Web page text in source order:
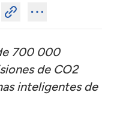
700 000
de CO2
inteligentes de